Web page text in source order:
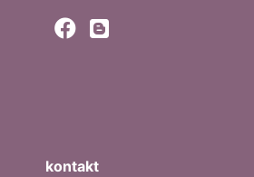
kontakt